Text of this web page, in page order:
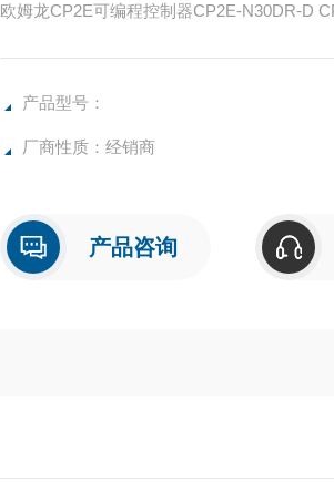
欧姆龙CP2E可编程控制器CP2E-N30DR-D
产品型号：
厂商性质：经销商
产品咨询